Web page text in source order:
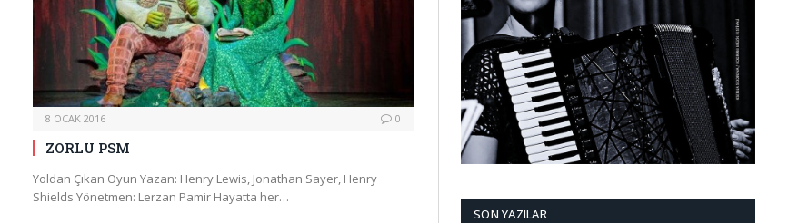
8 OCAK 2016 0
ZORLU PSM
Yoldan Çıkan Oyun Yazan: Henry Lewis, Jonathan Sayer, Henry
Shields Yönetmen: Lerzan Pamir Hayatta her…
SON YAZILAR